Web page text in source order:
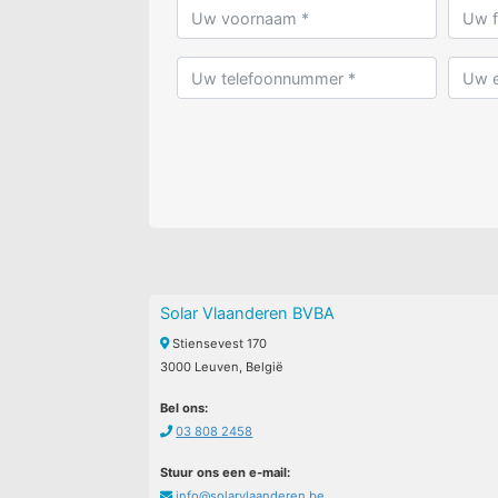
Solar Vlaanderen BVBA
Stiensevest 170
3000 Leuven, België
Bel ons:
03 808 2458
Stuur ons een e-mail: